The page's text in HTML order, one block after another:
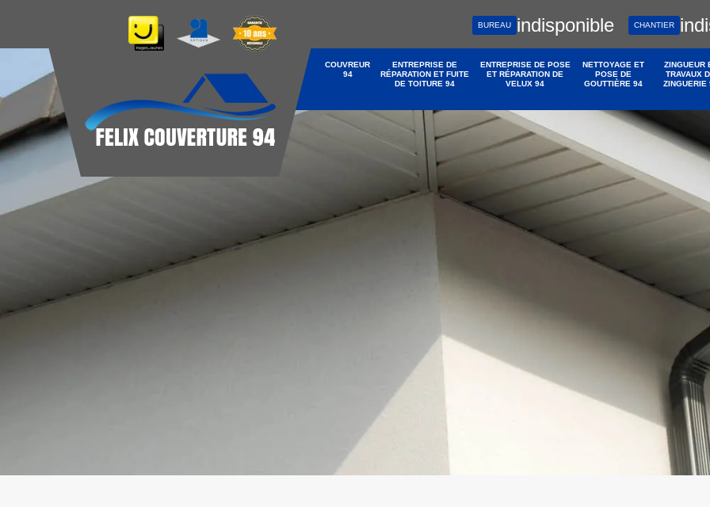
BUREAU indisponible CHANTIER
COUVREUR
94
ENTREPRISE DE
RÉPARATION ET FUITE
DE TOITURE 94
ENTREPRISE DE POSE
ET RÉPARATION DE
VELUX 94
NETTOYAGE ET
POSE DE
GOUTTIÈRE 94
ZINGUEUR
TRAVAUX
ZINGUERIE